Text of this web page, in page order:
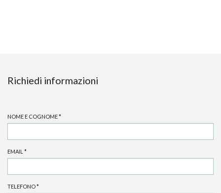
Richiedi informazioni
NOME E COGNOME*
EMAIL *
TELEFONO*